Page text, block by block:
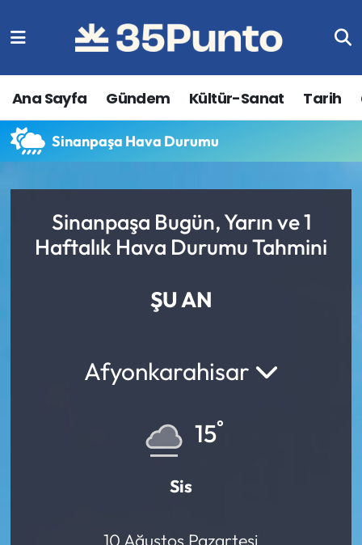
Ana Sayfa Gündem Kültür-Sanat Tarih
Sinanpaşa Hava Durumu
Sinanpaşa Bugün, Yarın ve 1
Haftalık Hava Durumu Tahmini
ŞU AN
Afyonkarahisar
15°
Sis